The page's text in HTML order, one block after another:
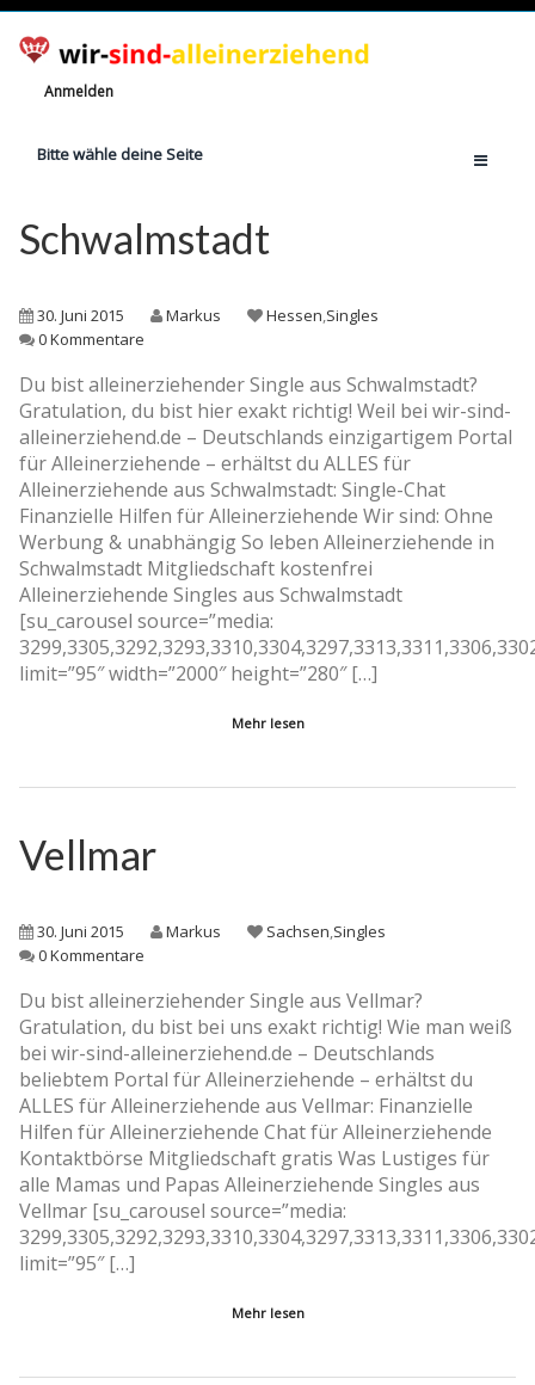
Anmelden
Bitte wähle deine Seite
Jetzt registrieren!
Anzahl Alleinerziehende
Finanzielle Hilfe
Witze
Wissen
Rechte
Schwalmstadt
30. Juni 2015 Markus Hessen,Singles
0 Kommentare
Du bist alleinerziehender Single aus Schwalmstadt?
Gratulation, du bist hier exakt richtig! Weil bei wir-sind-
alleinerziehend.de – Deutschlands einzigartigem Portal
für Alleinerziehende – erhältst du ALLES für
Alleinerziehende aus Schwalmstadt: Single-Chat
Finanzielle Hilfen für Alleinerziehende Wir sind: Ohne
Werbung & unabhängig So leben Alleinerziehende in
Schwalmstadt Mitgliedschaft kostenfrei
Alleinerziehende Singles aus Schwalmstadt
[su_carousel source=”media:
limit=”95″ width=”2000″ height=”280″ […]
Mehr lesen
Vellmar
30. Juni 2015 Markus Sachsen,Singles
0 Kommentare
Du bist alleinerziehender Single aus Vellmar?
Gratulation, du bist bei uns exakt richtig! Wie man weiß
bei wir-sind-alleinerziehend.de – Deutschlands
beliebtem Portal für Alleinerziehende – erhältst du
ALLES für Alleinerziehende aus Vellmar: Finanzielle
Hilfen für Alleinerziehende Chat für Alleinerziehende
Kontaktbörse Mitgliedschaft gratis Was Lustiges für
alle Mamas und Papas Alleinerziehende Singles aus
Vellmar [su_carousel source=”media:
limit=”95″ […]
Mehr lesen